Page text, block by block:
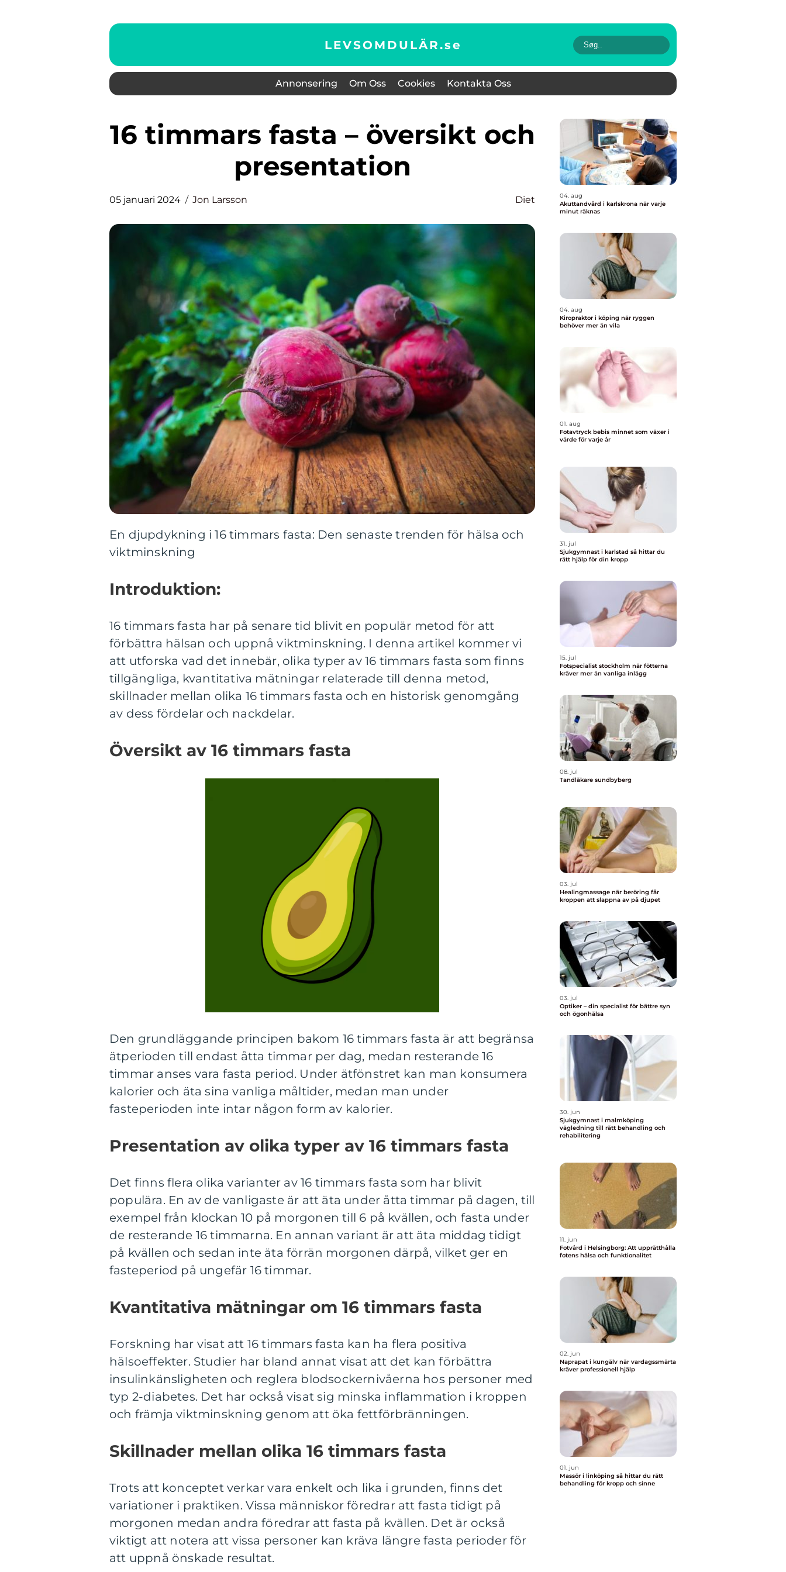
LEVSOMDULÄR.se
Annonsering Om Oss Cookies Kontakta Oss
16 timmars fasta – översikt och
presentation
05 januari 2024 Jon Larsson Diet
En djupdykning i 16 timmars fasta: Den senaste trenden för hälsa och
viktminskning
Introduktion:
16 timmars fasta har på senare tid blivit en populär metod för att
förbättra hälsan och uppnå viktminskning. I denna artikel kommer vi
att utforska vad det innebär, olika typer av 16 timmars fasta som finns
tillgängliga, kvantitativa mätningar relaterade till denna metod,
skillnader mellan olika 16 timmars fasta och en historisk genomgång
av dess fördelar och nackdelar.
Översikt av 16 timmars fasta
Den grundläggande principen bakom 16 timmars fasta är att begränsa
ätperioden till endast åtta timmar per dag, medan resterande 16
timmar anses vara fasta period. Under ätfönstret kan man konsumera
kalorier och äta sina vanliga måltider, medan man under
fasteperioden inte intar någon form av kalorier.
Presentation av olika typer av 16 timmars fasta
Det finns flera olika varianter av 16 timmars fasta som har blivit
populära. En av de vanligaste är att äta under åtta timmar på dagen, till
exempel från klockan 10 på morgonen till 6 på kvällen, och fasta under
de resterande 16 timmarna. En annan variant är att äta middag tidigt
på kvällen och sedan inte äta förrän morgonen därpå, vilket ger en
fasteperiod på ungefär 16 timmar.
Kvantitativa mätningar om 16 timmars fasta
Forskning har visat att 16 timmars fasta kan ha flera positiva
hälsoeffekter. Studier har bland annat visat att det kan förbättra
insulinkänsligheten och reglera blodsockernivåerna hos personer med
typ 2-diabetes. Det har också visat sig minska inflammation i kroppen
och främja viktminskning genom att öka fettförbränningen.
Skillnader mellan olika 16 timmars fasta
Trots att konceptet verkar vara enkelt och lika i grunden, finns det
variationer i praktiken. Vissa människor föredrar att fasta tidigt på
morgonen medan andra föredrar att fasta på kvällen. Det är också
viktigt att notera att vissa personer kan kräva längre fasta perioder för
att uppnå önskade resultat.
04. aug
Akuttandvård i karlskrona när varje
minut räknas
04. aug
Kiropraktor i köping när ryggen
behöver mer än vila
01. aug
Fotavtryck bebis minnet som växer i
värde för varje år
31. jul
Sjukgymnast i karlstad så hittar du
rätt hjälp för din kropp
15. jul
Fotspecialist stockholm när fötterna
kräver mer än vanliga inlägg
08. jul
Tandläkare sundbyberg
03. jul
Healingmassage när beröring får
kroppen att slappna av på djupet
03. jul
Optiker – din specialist för bättre syn
och ögonhälsa
30. jun
Sjukgymnast i malmköping
vägledning till rätt behandling och
rehabilitering
11. jun
Fotvård i Helsingborg: Att upprätthålla
fotens hälsa och funktionalitet
02. jun
Naprapat i kungälv när vardagssmärta
kräver professionell hjälp
01. jun
Massör i linköping så hittar du rätt
behandling för kropp och sinne